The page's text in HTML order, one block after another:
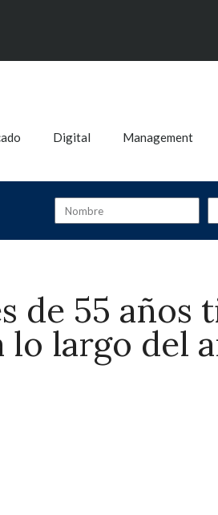
Digital Management
de 55
lo largo del